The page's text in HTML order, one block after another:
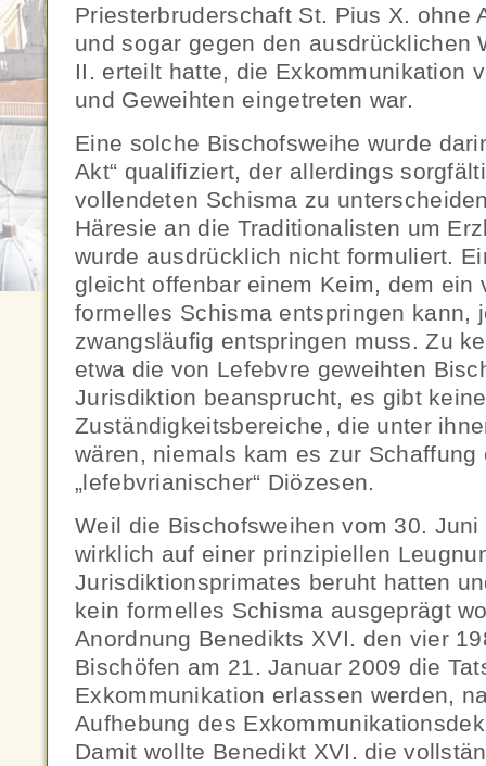
Priesterbruderschaft St. Pius X. ohne
und sogar gegen den ausdrücklichen
II. erteilt hatte, die Exkommunikation
und Geweihten eingetreten war.
Eine solche Bischofsweihe wurde
Akt“ qualifiziert, der allerdings
vollendeten Schisma zu
Häresie an die Traditionalisten um
wurde ausdrücklich nicht formuliert.
gleicht offenbar einem Keim, dem ein
formelles Schisma entspringen kann,
zwangsläufig entspringen muss. Zu
etwa die von Lefebvre geweihten
Jurisdiktion beansprucht, es gibt
Zuständigkeitsbereiche, die unter
wären, niemals kam es zur
„lefebvrianischer“ Diözesen.
Weil die Bischofsweihen vom 30.
wirklich auf einer prinzipiellen
Jurisdiktionsprimates beruht hatten
kein formelles Schisma ausgeprägt
Anordnung Benedikts XVI. den vier
Bischöfen am 21. Januar 2009 die
Exkommunikation erlassen werden,
Aufhebung des
Damit wollte Benedikt XVI. die